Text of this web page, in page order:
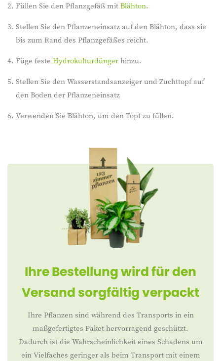
Füllen Sie den Pflanzgefäß mitBlähton.
Stellen Sie den Pflanzeneinsatz auf den Blähton, dass sie
bis zum Rand des Pflanzgefäßes reicht.
Füge feste Hydrokulturdüngerhinzu.
Stellen Sie den Wasserstandsanzeiger und Zuchttopf auf
den Boden der Pflanzeneinsatz
Verwenden Sie Blähton, um den Topf zu füllen.
Ihre Bestellung wird für den
Versand sorgfältig verpackt
Ihre Pflanzen sind während des Transports in ein
maßgefertigtes Paket hervorragend geschützt.
Dadurch ist die Wahrscheinlichkeit eines Schadens um
ein Vielfaches geringer als beim Transport mit einem